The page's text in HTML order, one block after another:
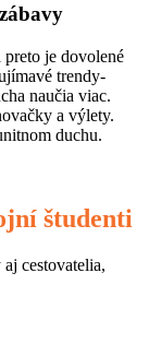
je dovolené
trendy-
naučia viac.
a výlety.
duchu.
študenti
cestovatelia,